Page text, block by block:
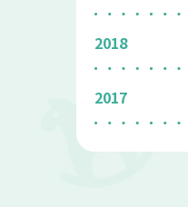
2018
2017